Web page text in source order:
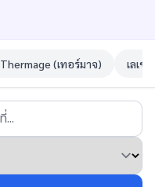
Thermage (เทอร์มาจ) เลเซ